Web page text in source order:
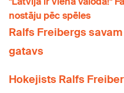
nostāju pēc spēles
Ralfs Freibergs
gatavs
Hokejists Ralfs